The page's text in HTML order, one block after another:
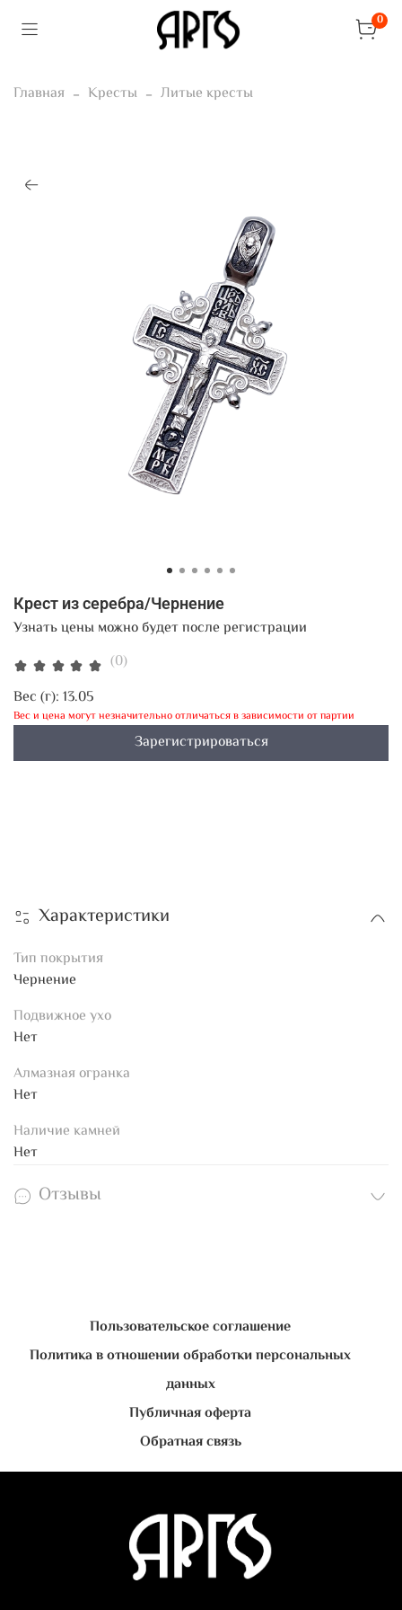
0
Главная Кресты Литые кресты
(0)
Крест из серебра/Чернение
Узнать цены можно будет после регистрации
Вес (г): 13.05
Вес и цена могут незначительно отличаться в зависимости от партии
Зарегистрироваться
Характеристики
Тип покрытия
Чернение
Подвижное ухо
Нет
Алмазная огранка
Нет
Наличие камней
Нет
Отзывы
Пользовательское соглашение
Политика в отношении обработки персональных
данных
Публичная оферта
Обратная связь